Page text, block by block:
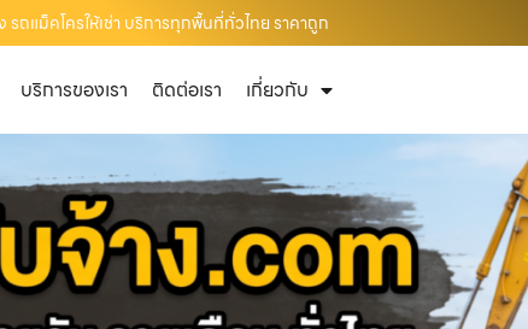
รถแม็คโครให้เช่า บริการทุกพื้นที่ทั่วไทย ราคาถูก
บริการของเรา ติดต่อเรา เกี่ยวกับ